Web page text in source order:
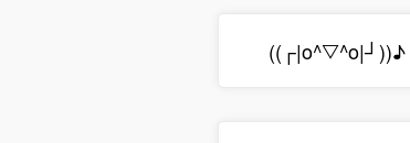
((┌|o^▽^o|┘))♪